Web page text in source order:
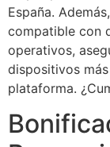
España.
compatible con
operativos,
dispositivos
plataforma.